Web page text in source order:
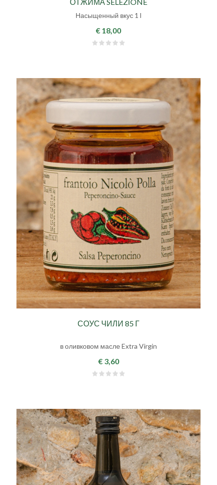
Насыщенный вкус 1 l
€ 18,00
СОУС ЧИЛИ 85 Г
в оливковом масле Extra Virgin
€ 3,60